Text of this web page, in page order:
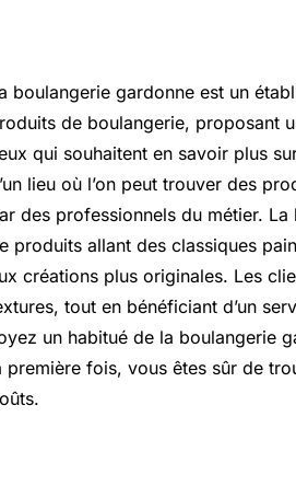
boulangerie gardonne est un
de boulangerie, proposant
qui souhaitent en savoir plus
lieu où l’on peut trouver des
des professionnels du métier.
produits allant des classiques
créations plus originales. Les
tout en bénéficiant d’un
un habitué de la boulangerie
première fois, vous êtes sûr de